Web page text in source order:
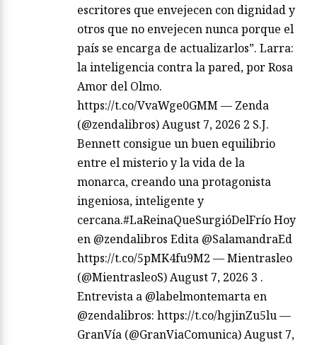
escritores que envejecen con dignidad y
otros que no envejecen nunca porque el
país se encarga de actualizarlos”. Larra:
la inteligencia contra la pared, por Rosa
Amor del Olmo.
https://t.co/VvaWge0GMM — Zenda
(@zendalibros) August 7, 2026 2 S.J.
Bennett consigue un buen equilibrio
entre el misterio y la vida de la
monarca, creando una protagonista
ingeniosa, inteligente y
cercana.#LaReinaQueSurgióDelFrío Hoy
en @zendalibros Edita @SalamandraEd
https://t.co/5pMK4fu9M2 — Mientrasleo
(@MientrasleoS) August 7, 2026 3 .
Entrevista a @labelmontemarta en
@zendalibros: https://t.co/hgjinZu5lu —
GranVía (@GranViaComunica) August 7,